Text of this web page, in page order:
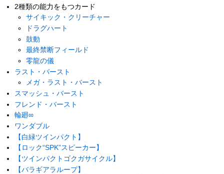
2種類の能力をもつカード
サイキック・クリーチャー
ドラグハート
鼓動
最終禁断フィールド
零龍の儀
ラスト・バースト
メガ・ラスト・バースト
スマッシュ・バースト
フレンド・バースト
輪廻∞
ワンダブル
【白緑ツインパクト】
【ロック“SPK”スピーカー】
【ツインパクトゴクガサイクル】
【バラギアラループ】